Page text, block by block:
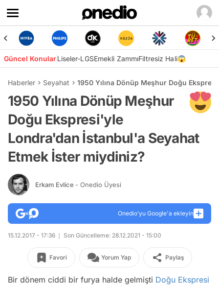
Güncel KonularLiseler-LGSEmekli ZammıFiltresiz Hali😱
Haberler Seyahat 1950 Yılına Dönüp Meşhur Doğu
1950 Yılına Dönüp Meşhur
Doğu Ekspresi'yle
Londra'dan İstanbul'a Seyahat
Etmek İster miydiniz?
Erkam Evlice - Onedio Üyesi
Onedio’yu Google'a ekleyin
15.12.2017 - 17:36 Son Güncelleme: 28.12.2021 - 15:00
Favori Yorum Yap Paylaş
Bir dönem ciddi bir furya halde gelmişti Doğu Ekspresi